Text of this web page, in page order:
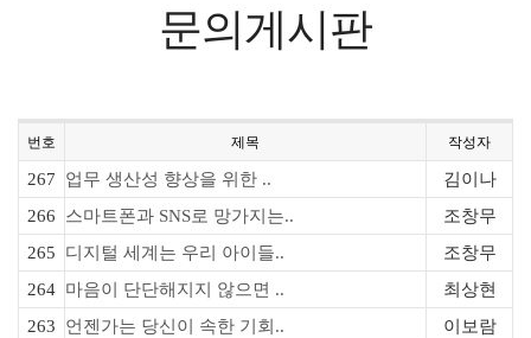
문의게시판
번호 제목 작성자
267 업무 생산성 향상을 위한 ..
김이나
266
스마트폰과 SNS로 망가지는..
조창무
265
디지털 세계는 우리 아이들..
조창무
264 마음이 단단해지지 않으면 ..
최상현
263
언젠가는 당신이 속한 기회..
이보람